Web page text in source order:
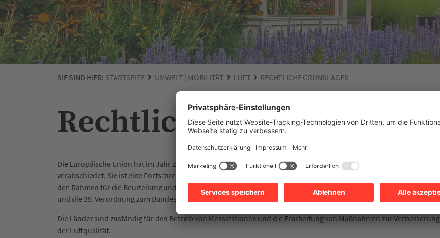
SIE SIND HIER: STARTSEITE UMWELT | MOBILITÄT LUFT RECHTLICHE GRUNDLAGEN
Rechtliche Grundlagen
Die Europäische Union hat im Jahr 2008 die Richtlinie 2008/50 über Luftqualität und saubere Luft für Europa
verabschiedet. Sie ist eine Fortschreibung der 1996 in Kraft getretenen Rahmenrichtlinie zur Luftqualität und bildet
den Rahmen für die Beurteilung und Kontrolle der Luftqualität in Europa. Durch das Bundesimmissionsschutzgesetz
und die 39. Verordnung zum Bundesimmissionsschutzgesetz wurde sie in deutsches Recht umgesetzt.
Die Länder sind zuständig für den Betrieb von Messstationen und die Erarbeitung von Maßnahmen zur Verbesserung
der Luftqualität.